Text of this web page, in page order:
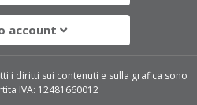
account
i diritti sui contenuti e sulla grafica sono
IVA: 12481660012